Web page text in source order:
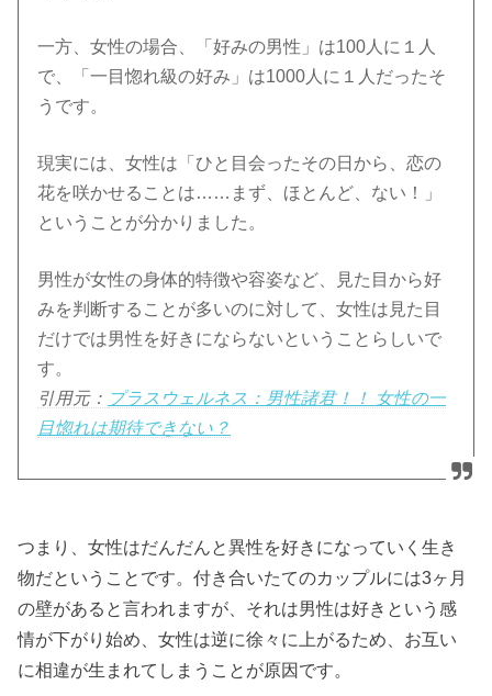
一方、女性の場合、「好みの男性」は100人に１人
で、「一目惚れ級の好み」は1000人に１人だったそ
うです。
現実には、女性は「ひと目会ったその日から、恋の
花を咲かせることは……まず、ほとんど、ない！」
ということが分かりました。
男性が女性の身体的特徴や容姿など、見た目から好
みを判断することが多いのに対して、女性は見た目
だけでは男性を好きにならないということらしいで
す。
引用元： プラスウェルネス：男性諸君！！ 女性の一
目惚れは期待できない？
つまり、女性はだんだんと異性を好きになっていく生き
物だということです。付き合いたてのカップルには3ヶ月
の壁があると言われますが、それは男性は好きという感
情が下がり始め、女性は逆に徐々に上がるため、お互い
に相違が生まれてしまうことが原因です。